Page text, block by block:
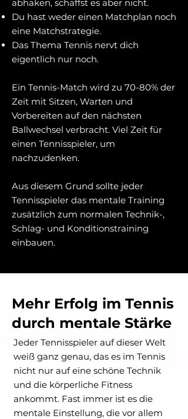
abhaken, schaffst es aber nicht.
Du hast weder einen Matchplan noch
eine Matchstrategie.
Das Thema Tennis nervt dich
eigentlich nur noch.
Ein Tennis-Match wird zu 70-80% der
Zeit mit Sitzen, Warten und
Vorbereiten auf den nächsten
Ballwechsel verbracht. Viel Zeit für
einen Tennisspieler, um
nachzudenken.
Aus diesem Grund sollte jeder
Tennisspieler das mentale Training
zusätzlich zum normalen Technik-,
Schlag- und Konditionstraining
einbauen.
Mehr Erfolg im Tennis
durch mentale Stärke
Jeder Tennisspieler auf dieser Welt
weiß ganz genau, das es im Tennis
nicht nur auf eine schöne Technik
und die körperliche Fitness
ankommt. Fast immer ist es die
mentale Einstellung, die vor allem